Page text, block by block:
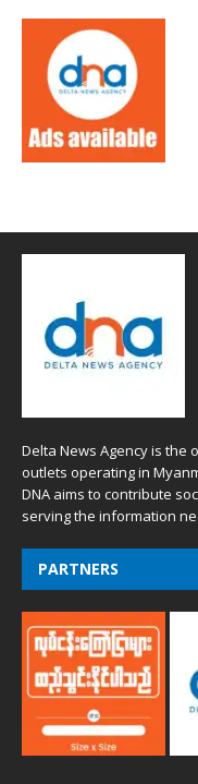
Delta News Agency is the
outlets operating in
DNA aims to contribute
serving the information
PARTNERS